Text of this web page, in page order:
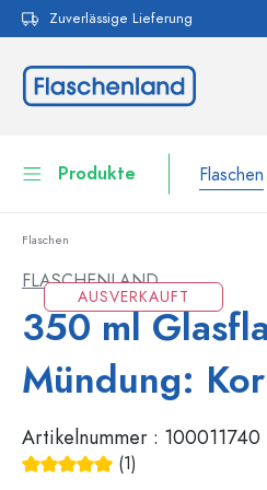
Zur
Zuverlässige Lieferung
Produkte Flaschen
Gläser
Kosmetikbehälter
Flaschen
FLASCHENLAND
350 ml
Mündung:
Artikelnummer : 100011740
(1)
AUSVERKAUFT